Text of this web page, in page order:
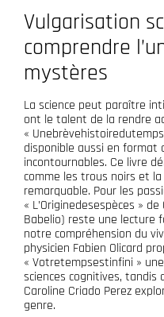
Vulgarisation
comprendre
mystères
La science peut paraître
ont le talent de la rendre
«
disponible aussi en format
incontournables. Ce livre
comme les trous noirs et
remarquable. Pour les
« L’Originedesespèces »
Babelio) reste une lecture
notre compréhension du
physicien Fabien Olicard
« Votretempsestinfini »
sciences cognitives, tandis
Caroline Criado Perez
genre.